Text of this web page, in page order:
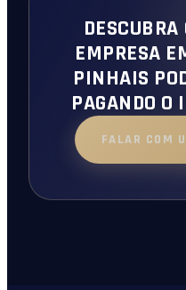
EMPRESA
PINHAIS
PAGANDO O
FALAR COM